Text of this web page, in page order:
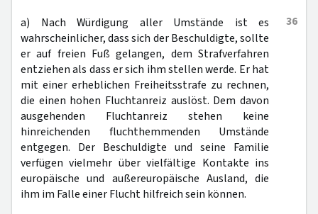
36
a) Nach Würdigung aller Umstände ist es
wahrscheinlicher, dass sich der Beschuldigte, sollte
er auf freien Fuß gelangen, dem Strafverfahren
entziehen als dass er sich ihm stellen werde. Er hat
mit einer erheblichen Freiheitsstrafe zu rechnen,
die einen hohen Fluchtanreiz auslöst. Dem davon
ausgehenden Fluchtanreiz stehen keine
hinreichenden fluchthemmenden Umstände
entgegen. Der Beschuldigte und seine Familie
verfügen vielmehr über vielfältige Kontakte ins
europäische und außereuropäische Ausland, die
ihm im Falle einer Flucht hilfreich sein können.